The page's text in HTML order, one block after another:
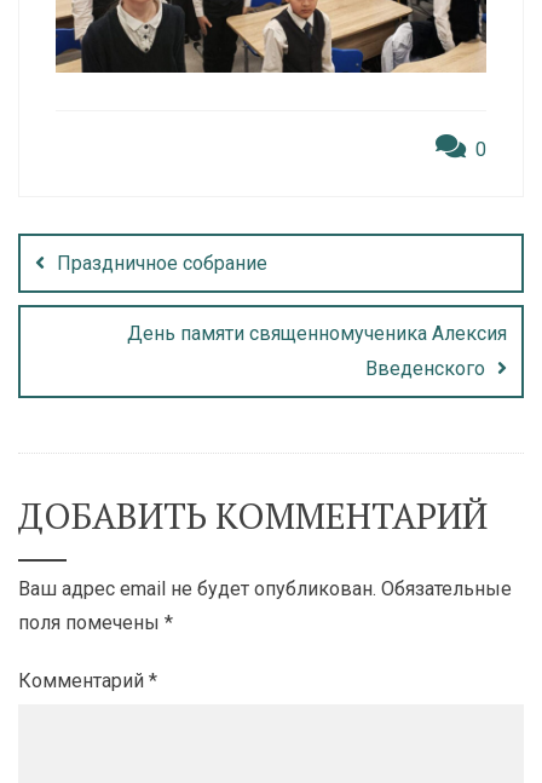
0
Праздничное собрание
День памяти священномученика Алексия
Введенского
ДОБАВИТЬ КОММЕНТАРИЙ
Ваш адрес email не будет опубликован. Обязательные
поля помечены *
Комментарий *